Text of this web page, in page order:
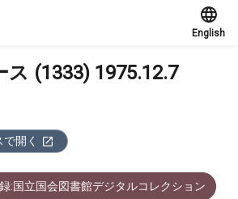
English
ス (1333) 1975.12.7
開く
:国立国会図書館デジタルコレクション